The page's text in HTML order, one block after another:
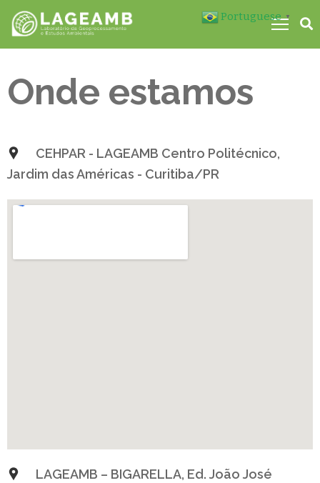
Onde estamos
CEHPAR - LAGEAMB Centro Politécnico,
Jardim das Américas - Curitiba/PR
LAGEAMB – BIGARELLA, Ed. João José
Portuguese ▼